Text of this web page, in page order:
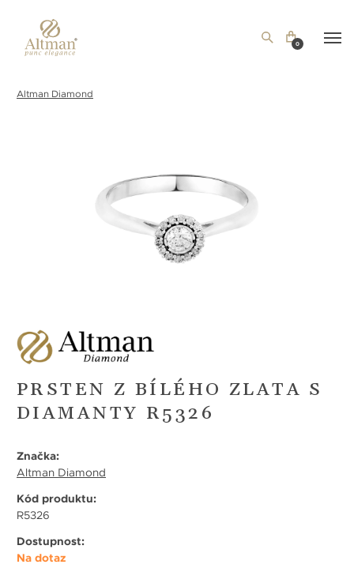
0
Altman Diamond
PRSTEN Z BÍLÉHO ZLATA S
DIAMANTY R5326
Značka:
Altman Diamond
Kód produktu:
R5326
Dostupnost:
Na dotaz